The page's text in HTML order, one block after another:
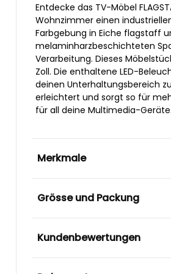
Entdecke das TV-Möbel
Wohnzimmer einen
Farbgebung in Eiche flagstaff
melaminharzbeschichteten
Verarbeitung. Dieses
Zoll. Die enthaltene LED-
deinen Unterhaltungsbereich
erleichtert und sorgt so für
für all deine Multimedia-Geräte.
Merkmale
Grösse und Packung
Kundenbewertungen